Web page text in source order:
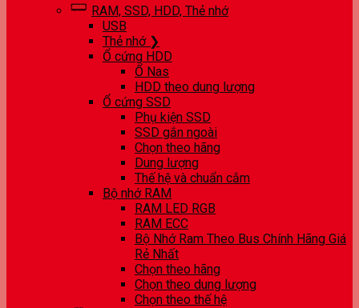
RAM, SSD, HDD, Thẻ nhớ
USB
Thẻ nhớ ❯
Ổ cứng HDD
Ổ Nas
HDD theo dung lượng
Ổ cứng SSD
Phụ kiện SSD
SSD gắn ngoài
Chọn theo hãng
Dung lượng
Thế hệ và chuẩn cắm
Bộ nhớ RAM
RAM LED RGB
RAM ECC
Bộ Nhớ Ram Theo Bus Chính Hãng Giá
Rẻ Nhất
Chọn theo hãng
Chọn theo dung lượng
Chọn theo thế hệ